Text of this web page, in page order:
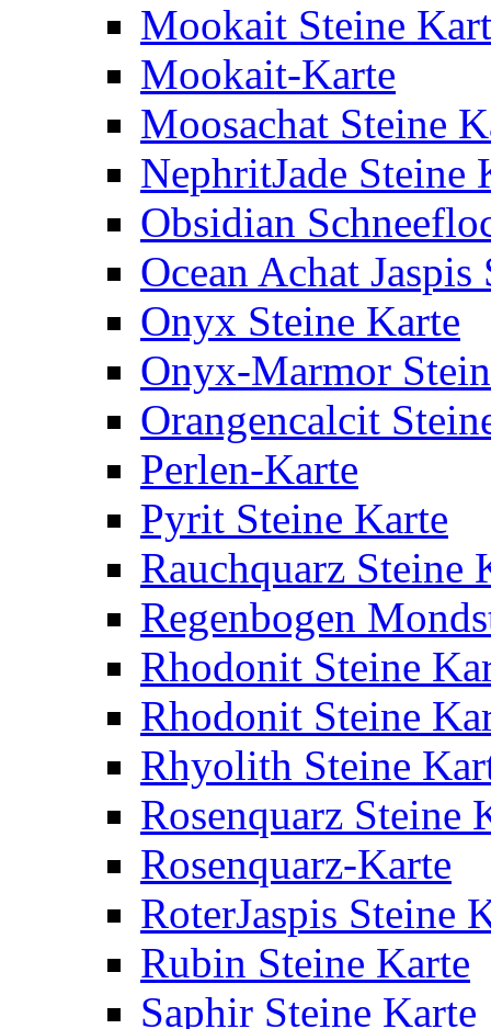
Mookait Steine
Mookait-Karte
Moosachat Steine
NephritJade Steine
Obsidian
Ocean Achat
Onyx Steine Karte
Onyx-Marmor
Orangencalcit
Perlen-Karte
Pyrit Steine Karte
Rauchquarz Steine
Regenbogen
Rhodonit Steine
Rhodonit Steine
Rhyolith Steine
Rosenquarz Steine
Rosenquarz-Karte
RoterJaspis Steine
Rubin Steine Karte
Saphir Steine Karte